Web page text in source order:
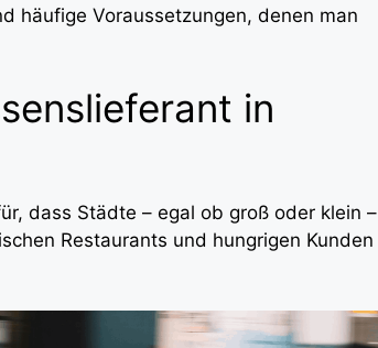
häufige Voraussetzungen, denen man
in
dass Städte – egal ob groß oder klein –
Restaurants und hungrigen Kunden